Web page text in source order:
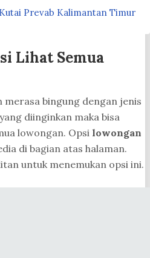
Prevab Kalimantan Timur
Lihat Semua
merasa bingung dengan jenis
diinginkan maka bisa
lowongan. Opsi lowongan
di bagian atas halaman.
untuk menemukan opsi ini.